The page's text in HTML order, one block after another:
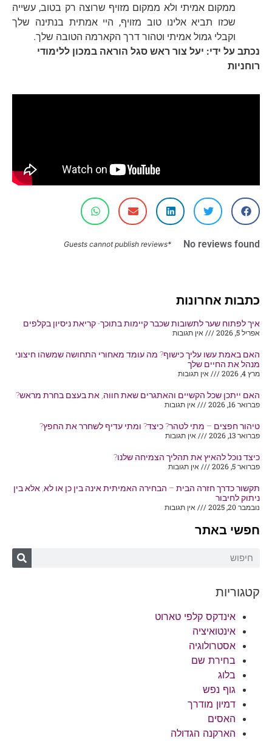
כתבות אחרונות
איך לפתוח שער לתשובות שכבר קיימות בתוכך- קריאת ניסיון בקלפים
אפריל 5, 2026
אין תגובות
האם באמת עשו עליך כישוף? מה עומד מאחורי התחושה שמשהו חיצוני
מנהל את החיים שלך
מרץ 4, 2026
אין תגובות
האם ייתכן שכל הקשיים והאתגרים שאת חווה, את בעצם בחרת מראש?
פברואר 16, 2026
אין תגובות
טיהור חפצים – מתי לטהר? כיצד? ומתי עדיף לשחרר את החפץ?
פברואר 13, 2026
אין תגובות
כיצד נוכל להאיץ את תהליך הצמיחה שלנו?
פברואר 5, 2026
אין תגובות
תקשור כדרך חזרה הבית – הבחירה האמיתית אינה בין כן או לא, אלא בין
ניתוק לחיבור
נובמבר 20, 2025
אין תגובות
חפשי באתר
קטגוריות
אינדקס קלפי טארוט
אינטואיציה
אסטרולוגיה
בחירת שם
בלוג
גוף נפש
דמיון מודרך
האסים
הארקנה הגדולה
ממקום אמיתי ולא ממקום מזויף שרוצה רק בטוב, עשייה
שכזו תביא אלינו טוב מזויף, היי אמתית בנתינה שלך
וקבלי גמול אמיתי וטהור דרך הקארמה הטובה שלך.
נכתב על ידי: יעל צור ראש סגל הוראה במכון ללימודי
רוחניות
No reviews found
*Guests cannot publish reviews